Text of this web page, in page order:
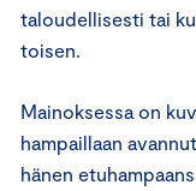
taloudellisesti tai
toisen.
Mainoksessa on
hampaillaan
hänen